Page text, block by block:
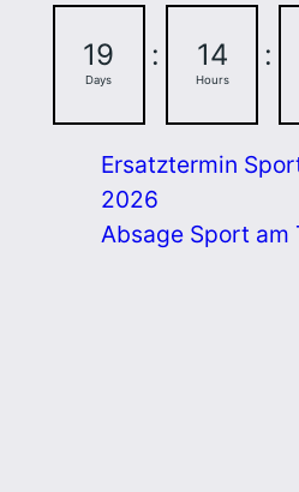
19
Days
: 14
Hours
:
Ersatztermin
2026
Absage Sport am